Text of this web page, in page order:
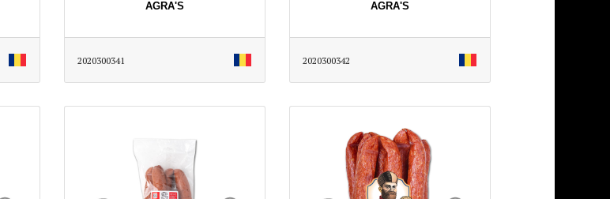
AGRA'S
2020300341
AGRA'S
2020300342